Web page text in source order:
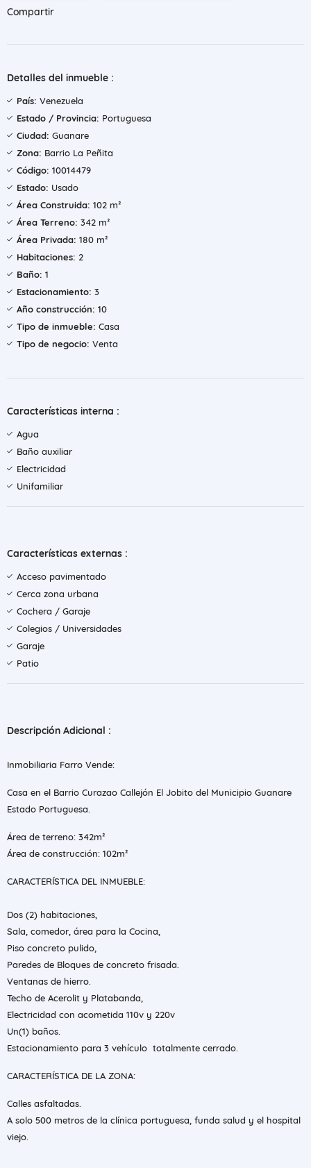
Compartir
Detalles del inmueble :
País: Venezuela
Estado / Provincia: Portuguesa
Ciudad: Guanare
Zona: Barrio La Peñita
Código: 10014479
Estado: Usado
Área Construida: 102 m²
Área Terreno: 342 m²
Área Privada: 180 m²
Habitaciones: 2
Baño: 1
Estacionamiento: 3
Año construcción: 10
Tipo de inmueble: Casa
Tipo de negocio: Venta
Características interna :
Agua
Baño auxiliar
Electricidad
Unifamiliar
Características externas :
Acceso pavimentado
Cerca zona urbana
Cochera / Garaje
Colegios / Universidades
Garaje
Patio
Descripción Adicional :
Inmobiliaria Farro Vende:
Casa en el Barrio Curazao Callejón El Jobito del Municipio Guanare
Estado Portuguesa.
Área de terreno: 342m²
Área de construcción: 102m²
CARACTERÍSTICA DEL INMUEBLE:
Dos (2) habitaciones,
Sala, comedor, área para la Cocina,
Piso concreto pulido,
Paredes de Bloques de concreto frisada.
Ventanas de hierro.
Techo de Acerolit y Platabanda,
Electricidad con acometida 110v y 220v
Un(1) baños.
Estacionamiento para 3 vehículo totalmente cerrado.
CARACTERÍSTICA DE LA ZONA:
Calles asfaltadas.
A solo 500 metros de la clínica portuguesa, funda salud y el hospital
viejo.